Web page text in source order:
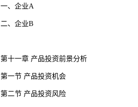
一、企业A
二、企业B
第十一章 产品投资前景分析
第一节 产品投资机会
第二节 产品投资风险